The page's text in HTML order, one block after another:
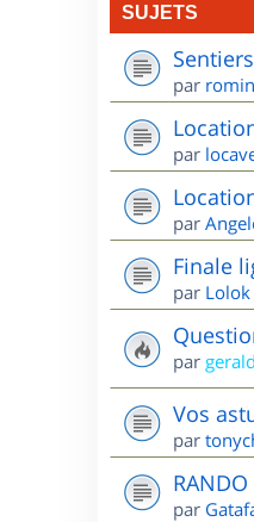
SUJETS
par
par
par
Finale
par Lolok
par
Vos
par
RANDO
par